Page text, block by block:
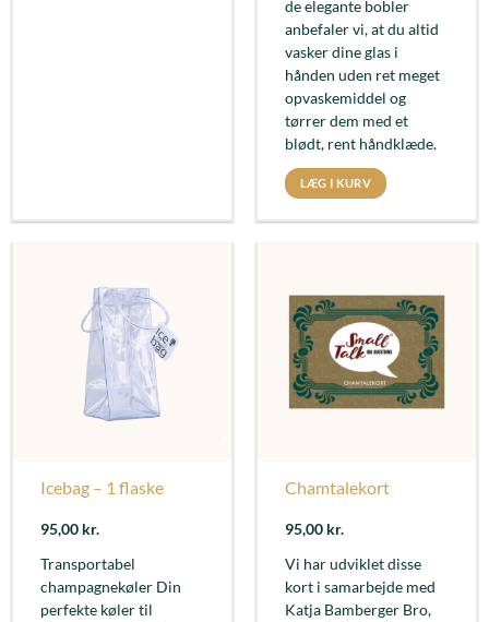
de elegante bobler
anbefaler vi, at du altid
vasker dine glas i
hånden uden ret meget
opvaskemiddel og
tørrer dem med et
blødt, rent håndklæde.
LÆG I KURV
Icebag – 1 flaske
95,00 kr.
Transportabel
champagnekøler Din
perfekte køler til
Chamtalekort
95,00 kr.
Vi har udviklet disse
kort i samarbejde med
Katja Bamberger Bro,